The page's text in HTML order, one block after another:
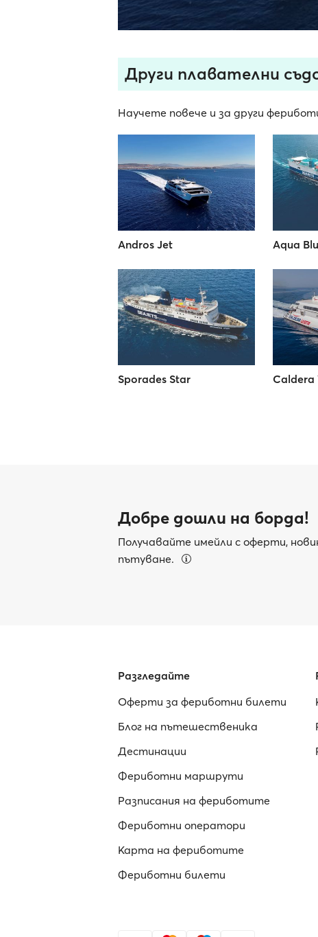
Други плавателни
Научете повече и за други
Andros Jet Aqua
Sporades Star Caldera
Добре дошли на борда!
Получавайте имейли с оферти,
пътуване.
Разгледайте
Оферти за фериботни билети
Блог на пътешественика
Дестинации
Фериботни маршрути
Разписания на фериботите
Фериботни оператори
Карта на фериботите
Фериботни билети